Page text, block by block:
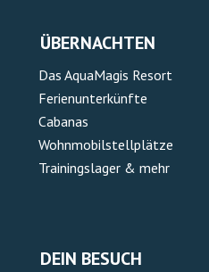
ÜBERNACHTEN
Das AquaMagis Resort
Ferienunterkünfte
Cabanas
Wohnmobilstellplätze
Trainingslager & mehr
DEIN BESUCH